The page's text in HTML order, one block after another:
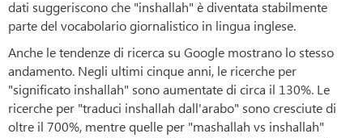
dati suggeriscono che "inshallah" è diventata stabilmente
parte del vocabolario giornalistico in lingua inglese.
Anche le tendenze di ricerca su Google mostrano lo stesso
andamento. Negli ultimi cinque anni, le ricerche per
"significato inshallah" sono aumentate di circa il 130%. Le
ricerche per "traduci inshallah dall'arabo" sono cresciute di
oltre il 700%, mentre quelle per "mashallah vs inshallah"